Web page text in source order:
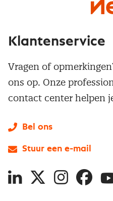
Klantenservice
Vragen of
ons op. Onze
contact center helpen
Bel ons
Stuur een e-mail
LinkedIn
X Instagram